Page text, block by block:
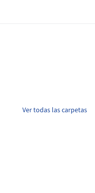
Ver todas las carpetas